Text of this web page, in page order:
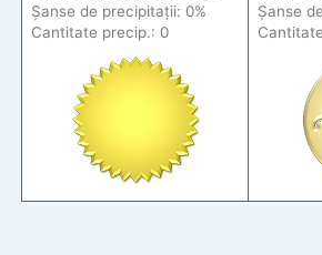
Șanse de precipitații: 0%
Cantitate precip.: 0
Șanse